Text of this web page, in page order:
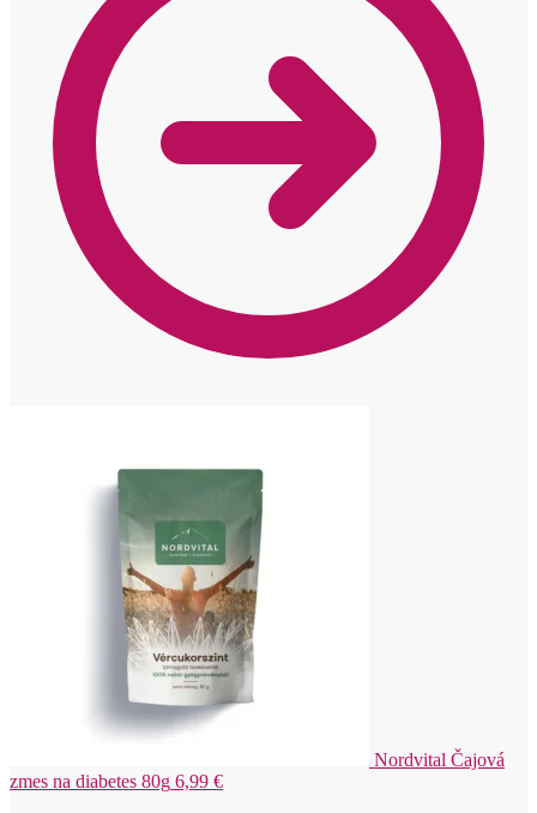
Nordvital Čajová
zmes na diabetes 80g 6,99 €